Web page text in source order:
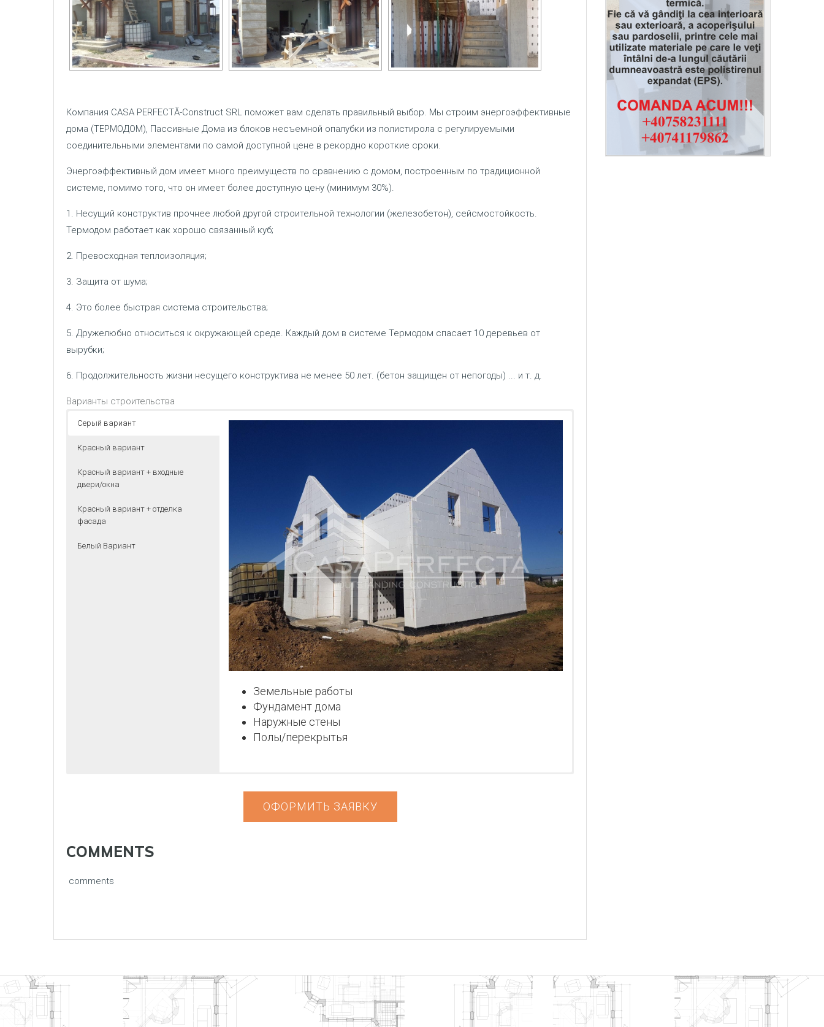
Компания CASA PERFECTĂ-Construct SRL поможет вам сделать правильный выбор. Мы строим энергоэффективные
дома (ТЕРМОДОМ), Пассивные Дома из блоков несъемной опалубки из полистирола с регулируемыми
соединительными элементами по самой доступной цене в рекордно короткие сроки.
Энергоэффективный дом имеет много преимуществ по сравнению с домом, построенным по традиционной
системе, помимо того, что он имеет более доступную цену (минимум 30%).
1. Несущий конструктив прочнее любой другой строительной технологии (железобетон), сейсмостойкость.
Термодом работает как хорошо связанный куб;
2. Превосходная теплоизоляция;
3. Защита от шума;
4. Это более быстрая система строительства;
5. Дружелюбно относиться к окружающей среде. Каждый дом в системе Термодом спасает 10 деревьев от
вырубки;
6. Продолжительность жизни несущего конструктива не менее 50 лет. (бетон защищен от непогоды) ... и т. д.
Варианты строительства
Серый вариант
Красный вариант
Красный вариант + входные
двери/окна
Красный вариант + отделка
фасада
Белый Вариант
Земельные работы
Фундамент дома
Наружные стены
Полы/перекрытья
ОФОРМИТЬ ЗАЯВКУ
COMMENTS
comments